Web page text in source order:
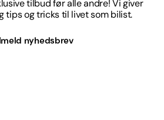
tilbud før alle andre! Vi giver
tips og tricks til livet som bilist.
nyhedsbrev